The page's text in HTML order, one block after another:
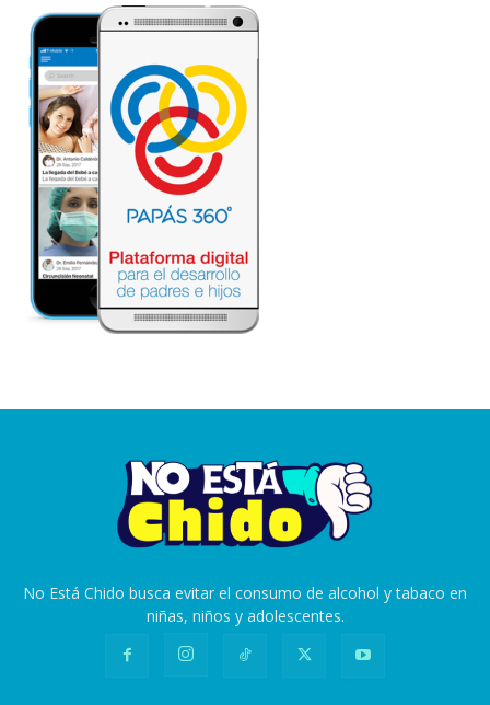
No Está Chido busca evitar el consumo de alcohol y tabaco en
niñas, niños y adolescentes.